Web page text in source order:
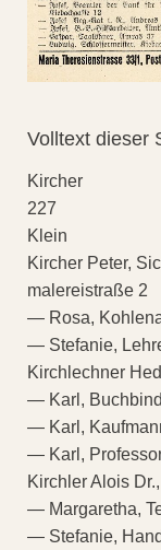
Volltext dieser
Kircher
227
Klein
Kircher Peter,
malereistraße 2
— Rosa,
— Stefanie,
Kirchlechner
— Karl,
— Karl,
— Karl,
Kirchler Alois
— Margaretha,
— Stefanie,